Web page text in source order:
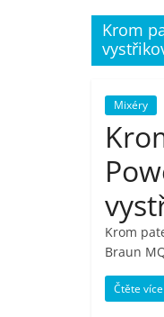
Krom
Mixéry
Krom
Braun
Čtěte více